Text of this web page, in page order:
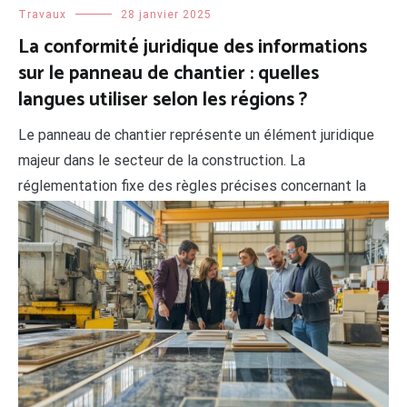
Travaux 28 janvier 2025
La conformité juridique des informations
sur le panneau de chantier : quelles
langues utiliser selon les régions ?
Le panneau de chantier représente un élément juridique
majeur dans le secteur de la construction. La
réglementation fixe des règles précises concernant la
langue d'affichage selon les territoires. Cette
signalétique réglementée assure la transparence des
opérations et informe les riverains sur les
caractéristiques du projet. Les exigences fondamentales
du panneau de chantier en France métropolitaine […]
LIRE LA SUITE